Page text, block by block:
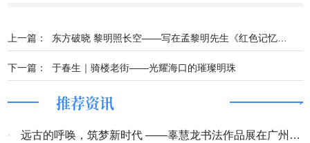
推荐资讯
·
远古的呼唤，筑梦新时代 ——辜慧龙书法作品展在广州市
上一篇： 东方破晓 黎明照长空——写在孟黎明先生《红色记忆》付梓前夕
下一篇： 于春生｜骑楼老街——光耀海口的璀璨明珠